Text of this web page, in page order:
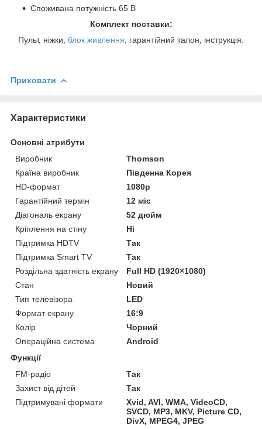
Споживана потужність 65 В
Комплект поставки:
Пульт, ніжки, блок живлення , гарантійний талон, інструкція.
Приховати
Характеристики
Основні атрибути
Виробник
Thomson
Країна виробник
Південна Корея
HD-формат
1080р
Гарантійний термін
12 міс
Діагональ екрану
52 дюйм
Кріплення на стіну
Ні
Підтримка HDTV
Так
Підтримка Smart TV
Так
Роздільна здатність екрану
Full HD (1920×1080)
Стан
Новий
Тип телевізора
LED
Формат екрану
16:9
Колір
Чорний
Операційна система
Android
Функції
FM-радіо
Так
Захист від дітей
Так
Підтримувані формати
Xvid, AVI, WMA, VideoCD,
SVCD, MP3, MKV, Picture CD,
DivX, MPEG4, JPEG